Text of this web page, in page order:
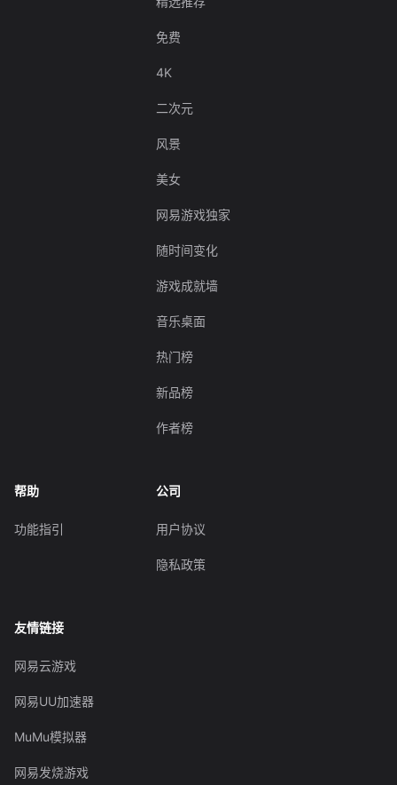
免费
4K
二次元
风景
美女
网易游戏独家
随时间变化
游戏成就墙
音乐桌面
热门榜
新品榜
作者榜
帮助
功能指引
公司
用户协议
隐私政策
友情链接
网易云游戏
网易UU加速器
MuMu模拟器
网易发烧游戏